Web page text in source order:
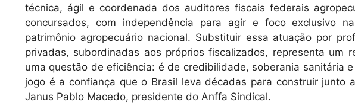
técnica, ágil e coordenada dos auditores fiscais federais
concursados, com independência para agir e foco exclusivo
patrimônio agropecuário nacional. Substituir essa atuação por
privadas, subordinadas aos próprios fiscalizados, representa um
uma questão de eficiência: é de credibilidade, soberania sanitária
jogo é a confiança que o Brasil leva décadas para construir junto
Janus Pablo Macedo, presidente do Anffa Sindical.